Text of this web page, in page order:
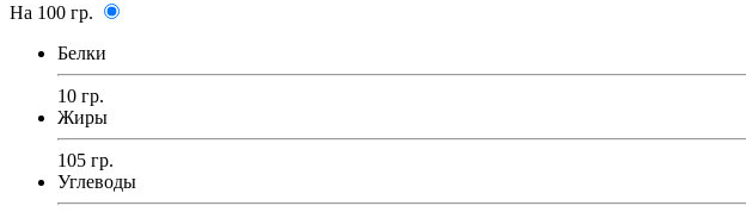
На 100 гр.
Белки
10 гр.
Жиры
105 гр.
Углеводы